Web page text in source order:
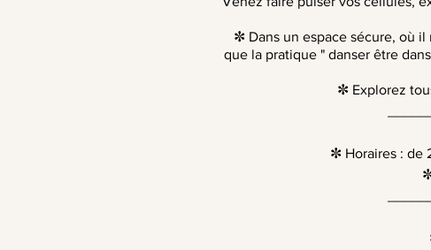
✼ Dans un espace sécure, où
que la pratique " danser être
✼ Explorez
✼ Horaires : de